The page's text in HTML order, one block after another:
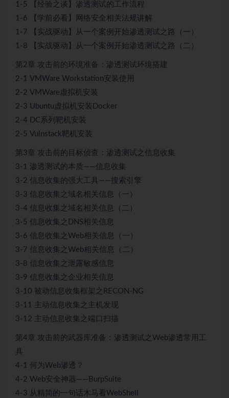
1-5 【经验之谈】渗透测试的工作流程
1-6 【学前必看】网络安全相关法规讲解
1-7 【实战驱动】从一个案例开始渗透测试之路（一）
1-8 【实战驱动】从一个案例开始渗透测试之路（二）
第2章 攻击前的环境准备：渗透测试环境搭建
2-1 VMWare Workstation安装使用
2-2 VMWare虚拟机安装
2-3 Ubuntu虚拟机安装Docker
2-4 DC系列靶机安装
2-5 Vulnstack靶机安装
第3章 攻击前的目标侦查：渗透测试之信息收集
3-1 渗透测试的本质——信息收集
3-2 信息收集的强大工具——搜索引擎
3-3 信息收集之域名相关信息（一）
3-4 信息收集之域名相关信息（二）
3-5 信息收集之DNS相关信息
3-6 信息收集之Web相关信息（一）
3-7 信息收集之Web相关信息（二）
3-8 信息收集之泄露敏感信息
3-9 信息收集之企业相关信息
3-10 被动信息收集框架之RECON-NG
3-11 主动信息收集之主机发现
3-12 主动信息收集之端口扫描
第4章 攻击前的武器库准备：渗透测试之Web渗透常用工
具
4-1 何为Web渗透？
4-2 Web安全神器——BurpSuite
4-3 从精简的一句话木马看WebShell